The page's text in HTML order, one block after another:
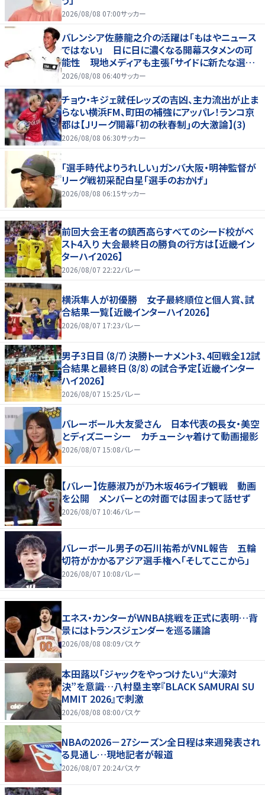
2026/08/08 07:00サッカー
バレンシア佐藤龍之介の活躍は「もはやニュース
ではない」 日に日に濃くなる開幕スタメンの可
能性 現地メディアも主張「サイドに新たな選択
肢を提供する」
2026/08/08 06:40サッカー
チョウ・キジェ就任レッズの吉凶、主力流出が止ま
らない横浜FM、町田の補強にアッパレ！ランコ京
都は【Jリーグ開幕｢初の秋春制｣の大激論】(3)
2026/08/08 06:30サッカー
「選手時代よりうれしい」ガンバ大阪・明神監督が
リーグ戦初采配白星「選手のおかげ」
2026/08/08 06:15サッカー
前回大会王者の鎮西高らすべてのシード校がベ
スト4入り 大会最終日の勝負の行方は【近畿イン
ターハイ2026】
2026/08/07 22:22バレー
横浜隼人が初優勝 女子最終順位と個人賞、試
合結果一覧【近畿インターハイ2026】
2026/08/07 17:23バレー
男子3日目（8/7）決勝トーナメント3、4回戦全12試
合結果と最終日（8/8）の試合予定【近畿インター
ハイ2026】
2026/08/07 15:25バレー
バレーボール大友愛さん 日本代表の長女・美空
とディズニーシー カチューシャ着けて動画撮影
2026/08/07 15:08バレー
【バレー】佐藤淑乃が乃木坂46ライブ観戦 動画
を公開 メンバーとの対面では固まって話せず
2026/08/07 10:46バレー
バレーボール男子の石川祐希がVNL報告 五輪
切符がかかるアジア選手権へ「そしてここから」
2026/08/07 10:08バレー
エネス・カンターがWNBA挑戦を正式に表明…背
景にはトランスジェンダーを巡る議論
2026/08/08 08:09バスケ
本田蕗以「ジャックをやっつけたい」“大濠対
決”を意識…八村塁主宰『BLACK SAMURAI SU
MMIT 2026』で刺激
2026/08/08 08:00バスケ
NBAの2026－27シーズン全日程は来週発表され
る見通し…現地記者が報道
2026/08/07 20:24バスケ